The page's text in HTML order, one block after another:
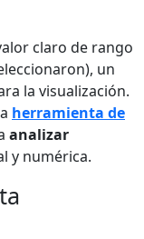
claro de rango
un
la visualización.
herramienta de
analizar
y numérica.